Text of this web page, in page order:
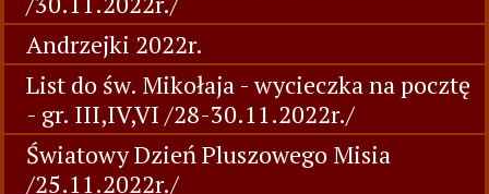
Andrzejki 2022r.
List do św. Mikołaja - wycieczka na pocztę
- gr. III,IV,VI /28-30.11.2022r./
Światowy Dzień Pluszowego Misia
/25.11.2022r./